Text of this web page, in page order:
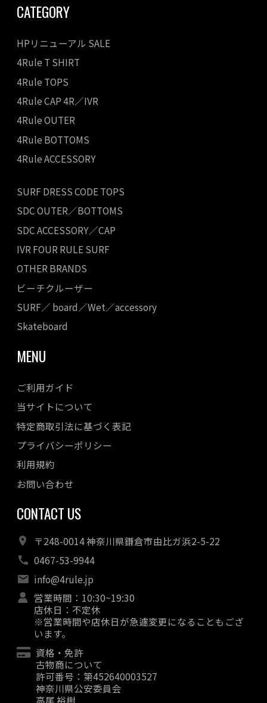
CATEGORY
HPリニューアル SALE
4Rule T SHIRT
4Rule TOPS
4Rule CAP 4R／IVR
4Rule OUTER
4Rule BOTTOMS
4Rule ACCESSORY
SURF DRESS CODE TOPS
SDC OUTER／BOTTOMS
SDC ACCESSORY／CAP
IVR FOUR RULE SURF
OTHER BRANDS
ビーチクルーザー
SURF／ board／Wet／accessory
Skateboard
MENU
ご利用ガイド
当サイトについて
特定商取引法に基づく表記
プライバシーポリシー
利用規約
お問い合わせ
CONTACT US
〒248-0014 神奈川県鎌倉市由比ガ浜2-5-22
0467-53-9944
info@4rule.jp
営業時間：10:30~19:30
店休日：不定休
※営業時間や店休日が急遽変更になることもござ
います。
資格・免許
古物商について
許可番号：第452640003527
神奈川県公安委員会
高尾 裕樹